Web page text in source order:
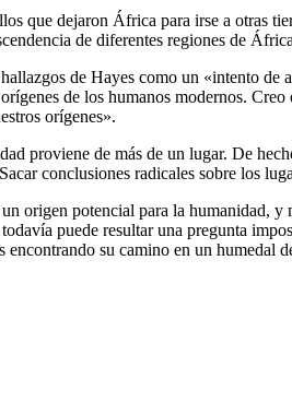
que dejaron África para irse a otras
de diferentes regiones de
de Hayes como un «intento
de los humanos modernos.
orígenes».
proviene de más de un lugar. De
conclusiones radicales sobre los
origen potencial para la humanidad,
puede resultar una pregunta
encontrando su camino en un humedal